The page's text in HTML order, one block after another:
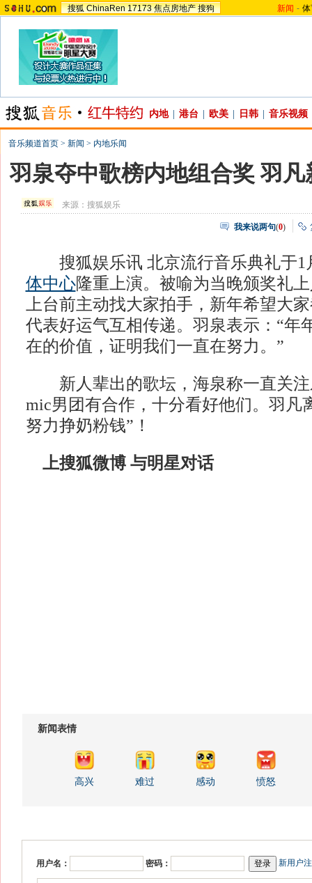
搜狐 ChinaRen 17173 焦点房地产 搜狗 新闻 -
内地 港台 欧美 日韩 音乐视频
音乐频道首页 > 新闻 > 内地乐闻
羽泉夺中歌榜内地组合奖 羽
来源：搜狐娱乐
我来说两句(0)
搜狐娱乐讯 北京流行音乐典礼于1
体中心隆重上演。被喻为当晚颁奖礼
上台前主动找大家拍手，新年希望大
代表好运气互相传递。羽泉表示：“年
在的价值，证明我们一直在努力。”
新人辈出的歌坛，海泉称一直关注
mic男团有合作，十分看好他们。羽凡
努力挣奶粉钱”！
上搜狐微博 与明星对话
新闻表情
高兴 难过 感动 愤怒
用户名： 密码： 新用户